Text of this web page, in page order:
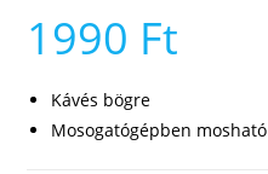
1990 Ft
Kávés bögre
Mosogatógépben mosható